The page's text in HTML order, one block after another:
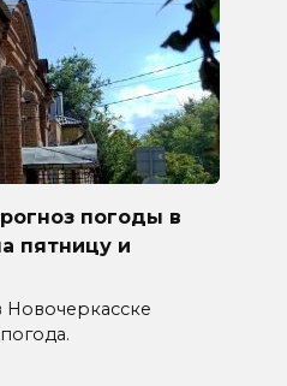
погоды в
пятницу и